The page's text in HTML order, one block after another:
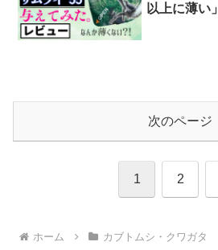
以上に薄い」
次のページ
1 2
ホーム カブトムシ・クワガタ